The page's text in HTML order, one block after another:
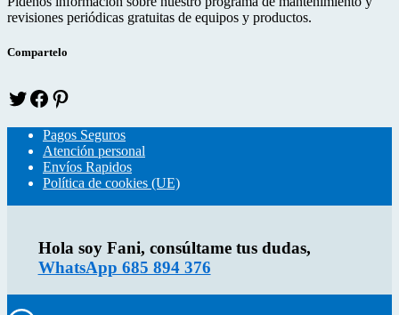
e
r
o
o
r
e
revisiones periódicas gratuitas de equipos y productos.
Compartelo
T
w
i
t
t
e
r
f
c
e
b
o
o
k
n
t
e
r
e
s
Pagos Seguros
Atención personal
Envíos Rapidos
Política de cookies (UE)
Hola soy Fani, consúltame tus dudas,
WhatsApp 685 894 376